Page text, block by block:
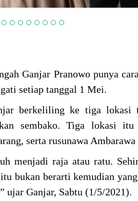
Ganjar Pranowo punya
setiap tanggal 1 Mei.
berkeliling ke tiga lokasi
sembako. Tiga lokasi itu
serta rusunawa
menjadi raja atau ratu.
bukan berarti kemudian
ujar Ganjar, Sabtu (1/5/2021).